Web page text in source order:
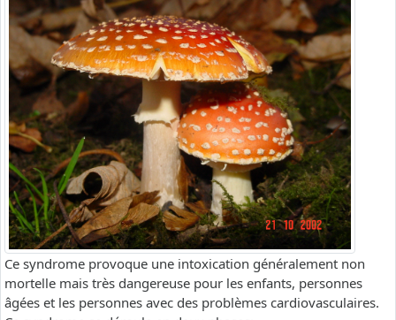
Ce syndrome provoque une intoxication généralement non
mortelle mais très dangereuse pour les enfants, personnes
âgées et les personnes avec des problèmes cardiovasculaires.